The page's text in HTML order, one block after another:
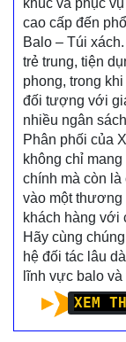
khúc và phục
cao cấp đến
Balo – Túi
trẻ trung, tiện
phong, trong
đối tượng với
nhiều ngân
Phân phối của
không chỉ
chính mà còn
vào một thương
khách hàng với
Hãy cùng
hệ đối tác lâu
lĩnh vực balo và
XEM